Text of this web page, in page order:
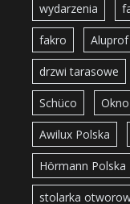
wydarzenia
fakro Aluprof
drzwi tarasowe
Schüco
Awilux Polska
Hörmann Polska
stolarka